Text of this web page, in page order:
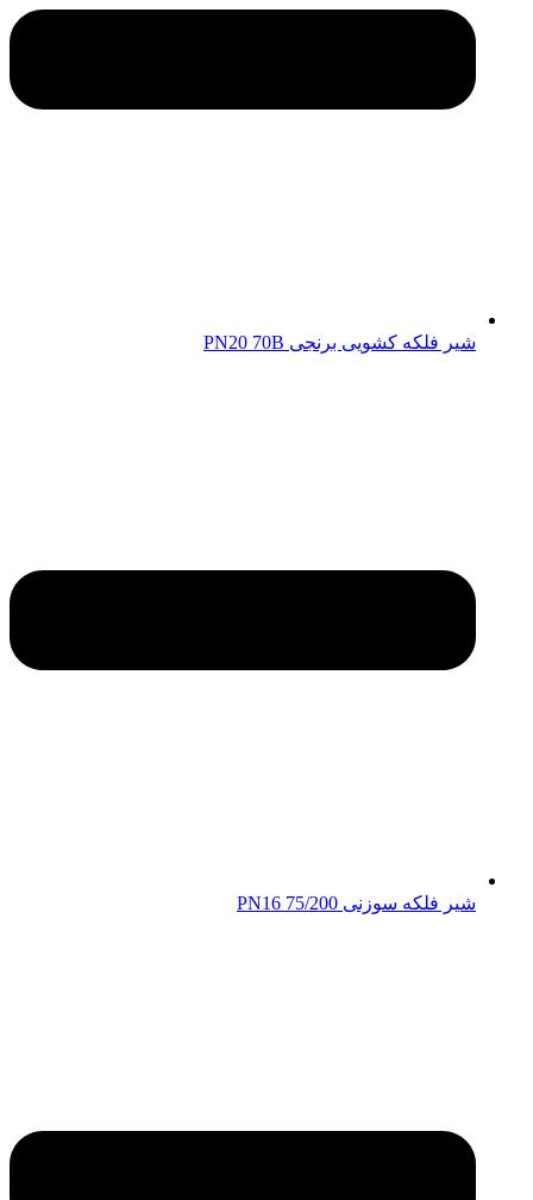
شیر فلکه کشویی برنجی PN20 70B
شیر فلکه سوزنی 75/200 PN16